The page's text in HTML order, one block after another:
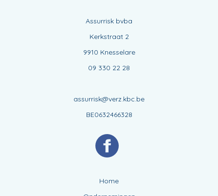
Assurrisk bvba
Kerkstraat 2
9910 Knesselare
09 330 22 28
assurrisk@verz.kbc.be
BE0632466328
Home